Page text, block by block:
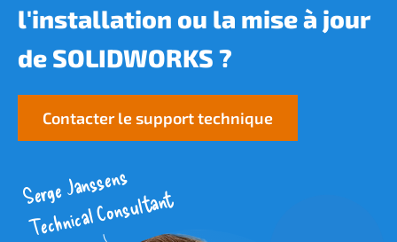
l'installation ou la mise à jour
de SOLIDWORKS ?
Contacter le support technique
Serge Janssens
Technical Consultant